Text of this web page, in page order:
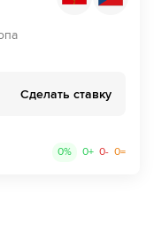
Сделать ставку
0% 0+ 0- 0=